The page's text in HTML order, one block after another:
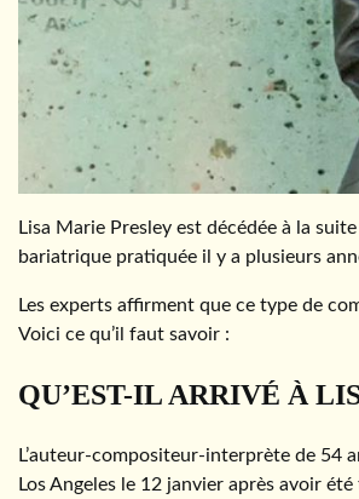
Lisa Marie Presley est décédée à la
bariatrique pratiquée il y a plusieurs
Les experts affirment que ce type de
Voici ce qu’il faut savoir :
QU’EST-IL ARRIVÉ À
L’auteur-compositeur-interprète de 54
Los Angeles le 12 janvier après avoir